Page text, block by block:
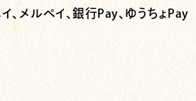
、メルペイ、銀行Pay、ゆうちょPay